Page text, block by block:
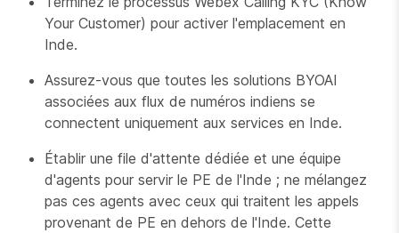
Your Customer) pour activer l'emplacement en
Inde.
Assurez-vous que toutes les solutions BYOAI
associées aux flux de numéros indiens se
connectent uniquement aux services en Inde.
Établir une file d'attente dédiée et une équipe
d'agents pour servir le PE de l'Inde ; ne mélangez
pas ces agents avec ceux qui traitent les appels
provenant de PE en dehors de l'Inde. Cette